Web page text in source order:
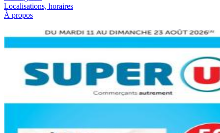
Localisations, horaires
À propos